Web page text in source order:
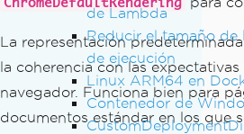
de Lambda
Reducir el tamaño de
de ejecución
Linux ARM64 en
Contenedor de
ChromeDefaultRendering
La representación
la coherencia con las
navegador. Funciona bien para
documentos estándar en los que